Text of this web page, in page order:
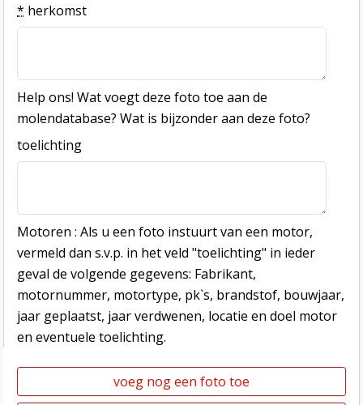
* herkomst
Help ons! Wat voegt deze foto toe aan de
molendatabase? Wat is bijzonder aan deze foto?
toelichting
Motoren : Als u een foto instuurt van een motor,
vermeld dan s.v.p. in het veld "toelichting" in ieder
geval de volgende gegevens: Fabrikant,
motornummer, motortype, pk`s, brandstof, bouwjaar,
jaar geplaatst, jaar verdwenen, locatie en doel motor
en eventuele toelichting.